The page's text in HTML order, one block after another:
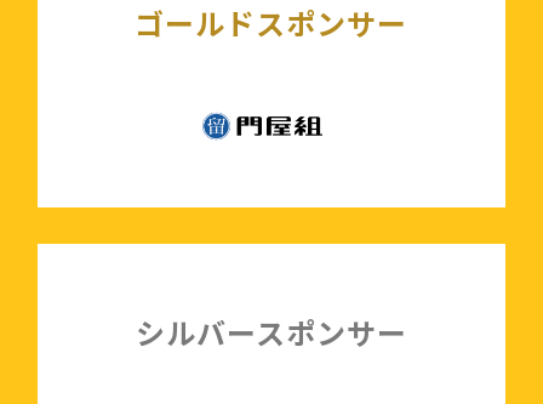
ゴールドスポンサー
シルバースポンサー